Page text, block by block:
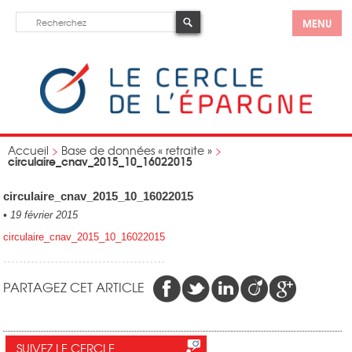
MENU
Accueil > Base de données « retraite » >
circulaire_cnav_2015_10_16022015
circulaire_cnav_2015_10_16022015
• 19 février 2015
circulaire_cnav_2015_10_16022015
PARTAGEZ CET ARTICLE
SUIVEZ LE CERCLE